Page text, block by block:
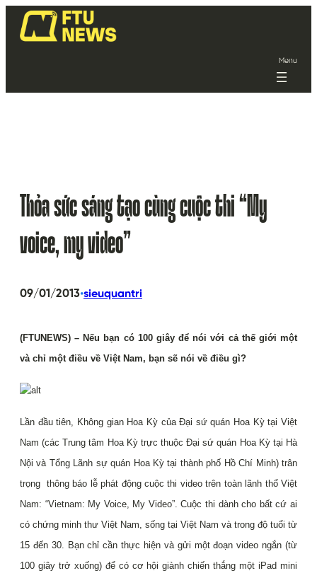
Menu
Thỏa sức sáng tạo cùng cuộc thi “My
voice, my video”
09/01/2013•sieuquantri
(FTUNEWS) – Nếu bạn có 100 giây để nói với cả thế giới một
và chỉ một điều về Việt Nam, bạn sẽ nói về điều gì?
Lần đầu tiên, Không gian Hoa Kỳ của Đại sứ quán Hoa Kỳ tại Việt
Nam (các Trung tâm Hoa Kỳ trực thuộc Đại sứ quán Hoa Kỳ tại Hà
Nội và Tổng Lãnh sự quán Hoa Kỳ tại thành phố Hồ Chí Minh) trân
trọng thông báo lễ phát động cuộc thi video trên toàn lãnh thổ Việt
Nam: “Vietnam: My Voice, My Video”. Cuộc thi dành cho bất cứ ai
có chứng minh thư Việt Nam, sống tại Việt Nam và trong độ tuổi từ
15 đến 30. Bạn chỉ cần thực hiện và gửi một đoạn video ngắn (từ
100 giây trở xuống) để có cơ hội giành chiến thắng một iPad mini